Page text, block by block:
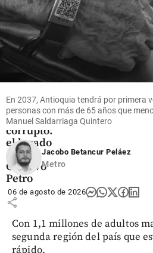
Columnistas
El
gobierno
más
corrupto:
el legado
de
Gustavo
Petro
share
En 2037, Antioquia tendrá por primera
personas con más de 65 años que
Manuel Saldarriaga Quintero
Jacobo Betancur Peláez
Metro
06 de agosto de 2026
Con 1,1 millones de adultos
segunda región del país que
rápido.